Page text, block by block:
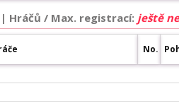
| Hráčů / Max. registrací: ještě
No.